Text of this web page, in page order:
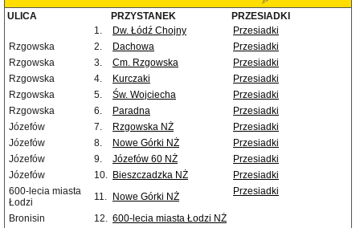
ULICA PRZYSTANEK
PRZESIADKI
1.
Dw. Łódź Chojny
Przesiadki
Rzgowska
2. Dachowa
Przesiadki
Rzgowska
3. Cm. Rzgowska
Przesiadki
Rzgowska
4. Kurczaki
Przesiadki
Rzgowska
5. Św. Wojciecha
Przesiadki
Rzgowska
6. Paradna
Przesiadki
Józefów
7. Rzgowska NŻ
Przesiadki
Józefów
8. Nowe Górki NŻ
Przesiadki
Józefów
9. Józefów 60 NŻ
Przesiadki
Józefów
10. Bieszczadzka NŻ
Przesiadki
600-lecia miasta
Łodzi
11. Nowe Górki NŻ Przesiadki
Bronisin 12. 600-lecia miasta Łodzi NŻ